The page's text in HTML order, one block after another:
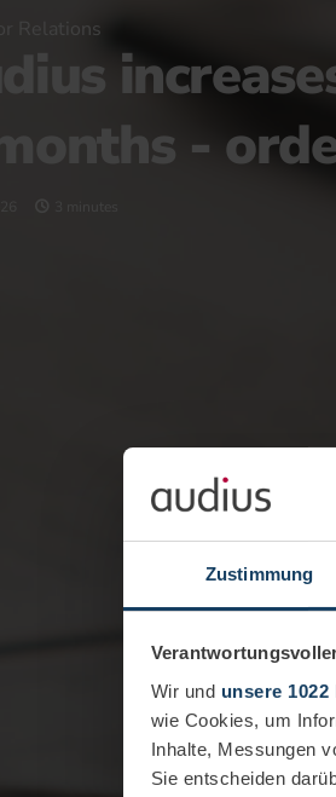
Zustimmung
Wir und unsere
wie Cookies, um
Inhalte, Messungen
Sie entscheiden
Relations
months -